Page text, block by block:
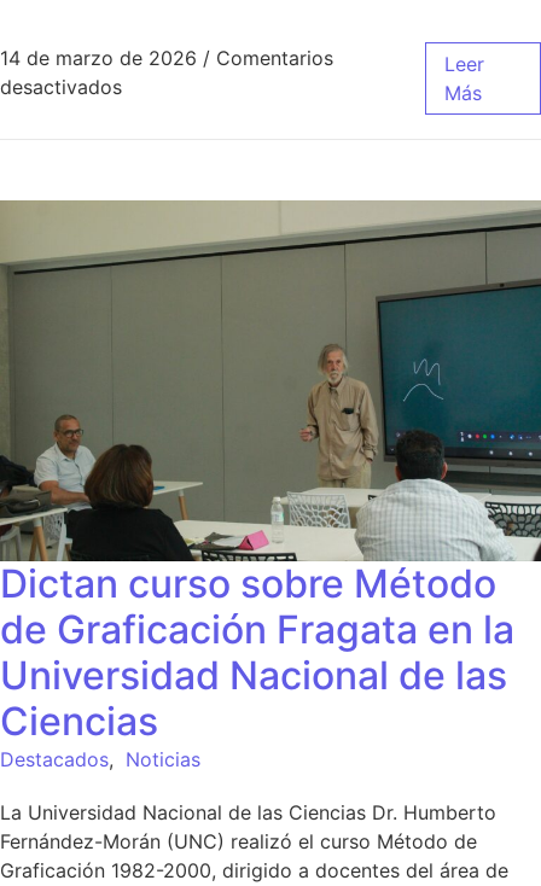
14 de marzo de 2026 / Comentarios
desactivados
Leer
Más
Dictan curso sobre Método
de Graficación Fragata en la
Universidad Nacional de las
Ciencias
Destacados, Noticias
La Universidad Nacional de las Ciencias Dr. Humberto
Fernández-Morán (UNC) realizó el curso Método de
Graficación 1982-2000, dirigido a docentes del área de